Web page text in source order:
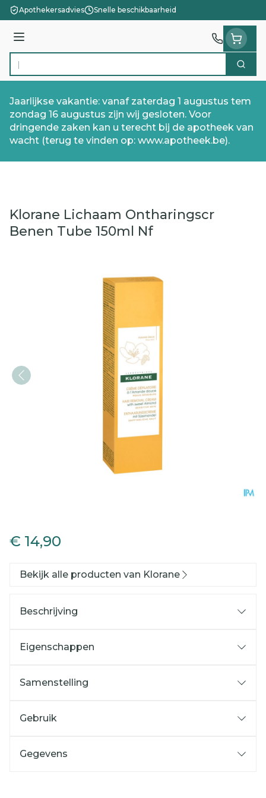
Ga naar de inhoud
Apothekersadvies Snelle beschikbaarheid
Menu
Product, merk, categorie... Zoek
Jaarlijkse vakantie: vanaf zaterdag 1 augustus tem
zondag 16 augustus zijn wij gesloten. Voor
dringende zaken kan u terecht bij de apotheek van
wacht (terug te vinden op: www.apotheek.be).
Klorane Lichaam Ontharingscr
Benen Tube 150ml Nf
€ 14,90
Bekijk alle producten van Klorane
Beschrijving
Eigenschappen
Samenstelling
Gebruik
Gegevens